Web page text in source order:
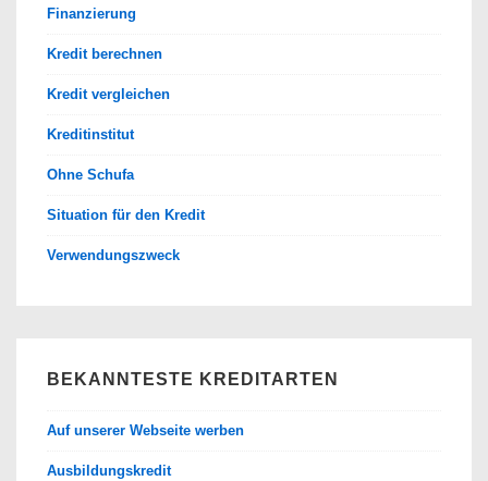
Finanzierung
Kredit berechnen
Kredit vergleichen
Kreditinstitut
Ohne Schufa
Situation für den Kredit
Verwendungszweck
BEKANNTESTE KREDITARTEN
Auf unserer Webseite werben
Ausbildungskredit